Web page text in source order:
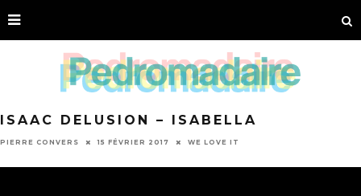
ISAAC DELUSION – ISABELLA
PIERRE CONVERS 15 FÉVRIER 2017 WE LOVE IT